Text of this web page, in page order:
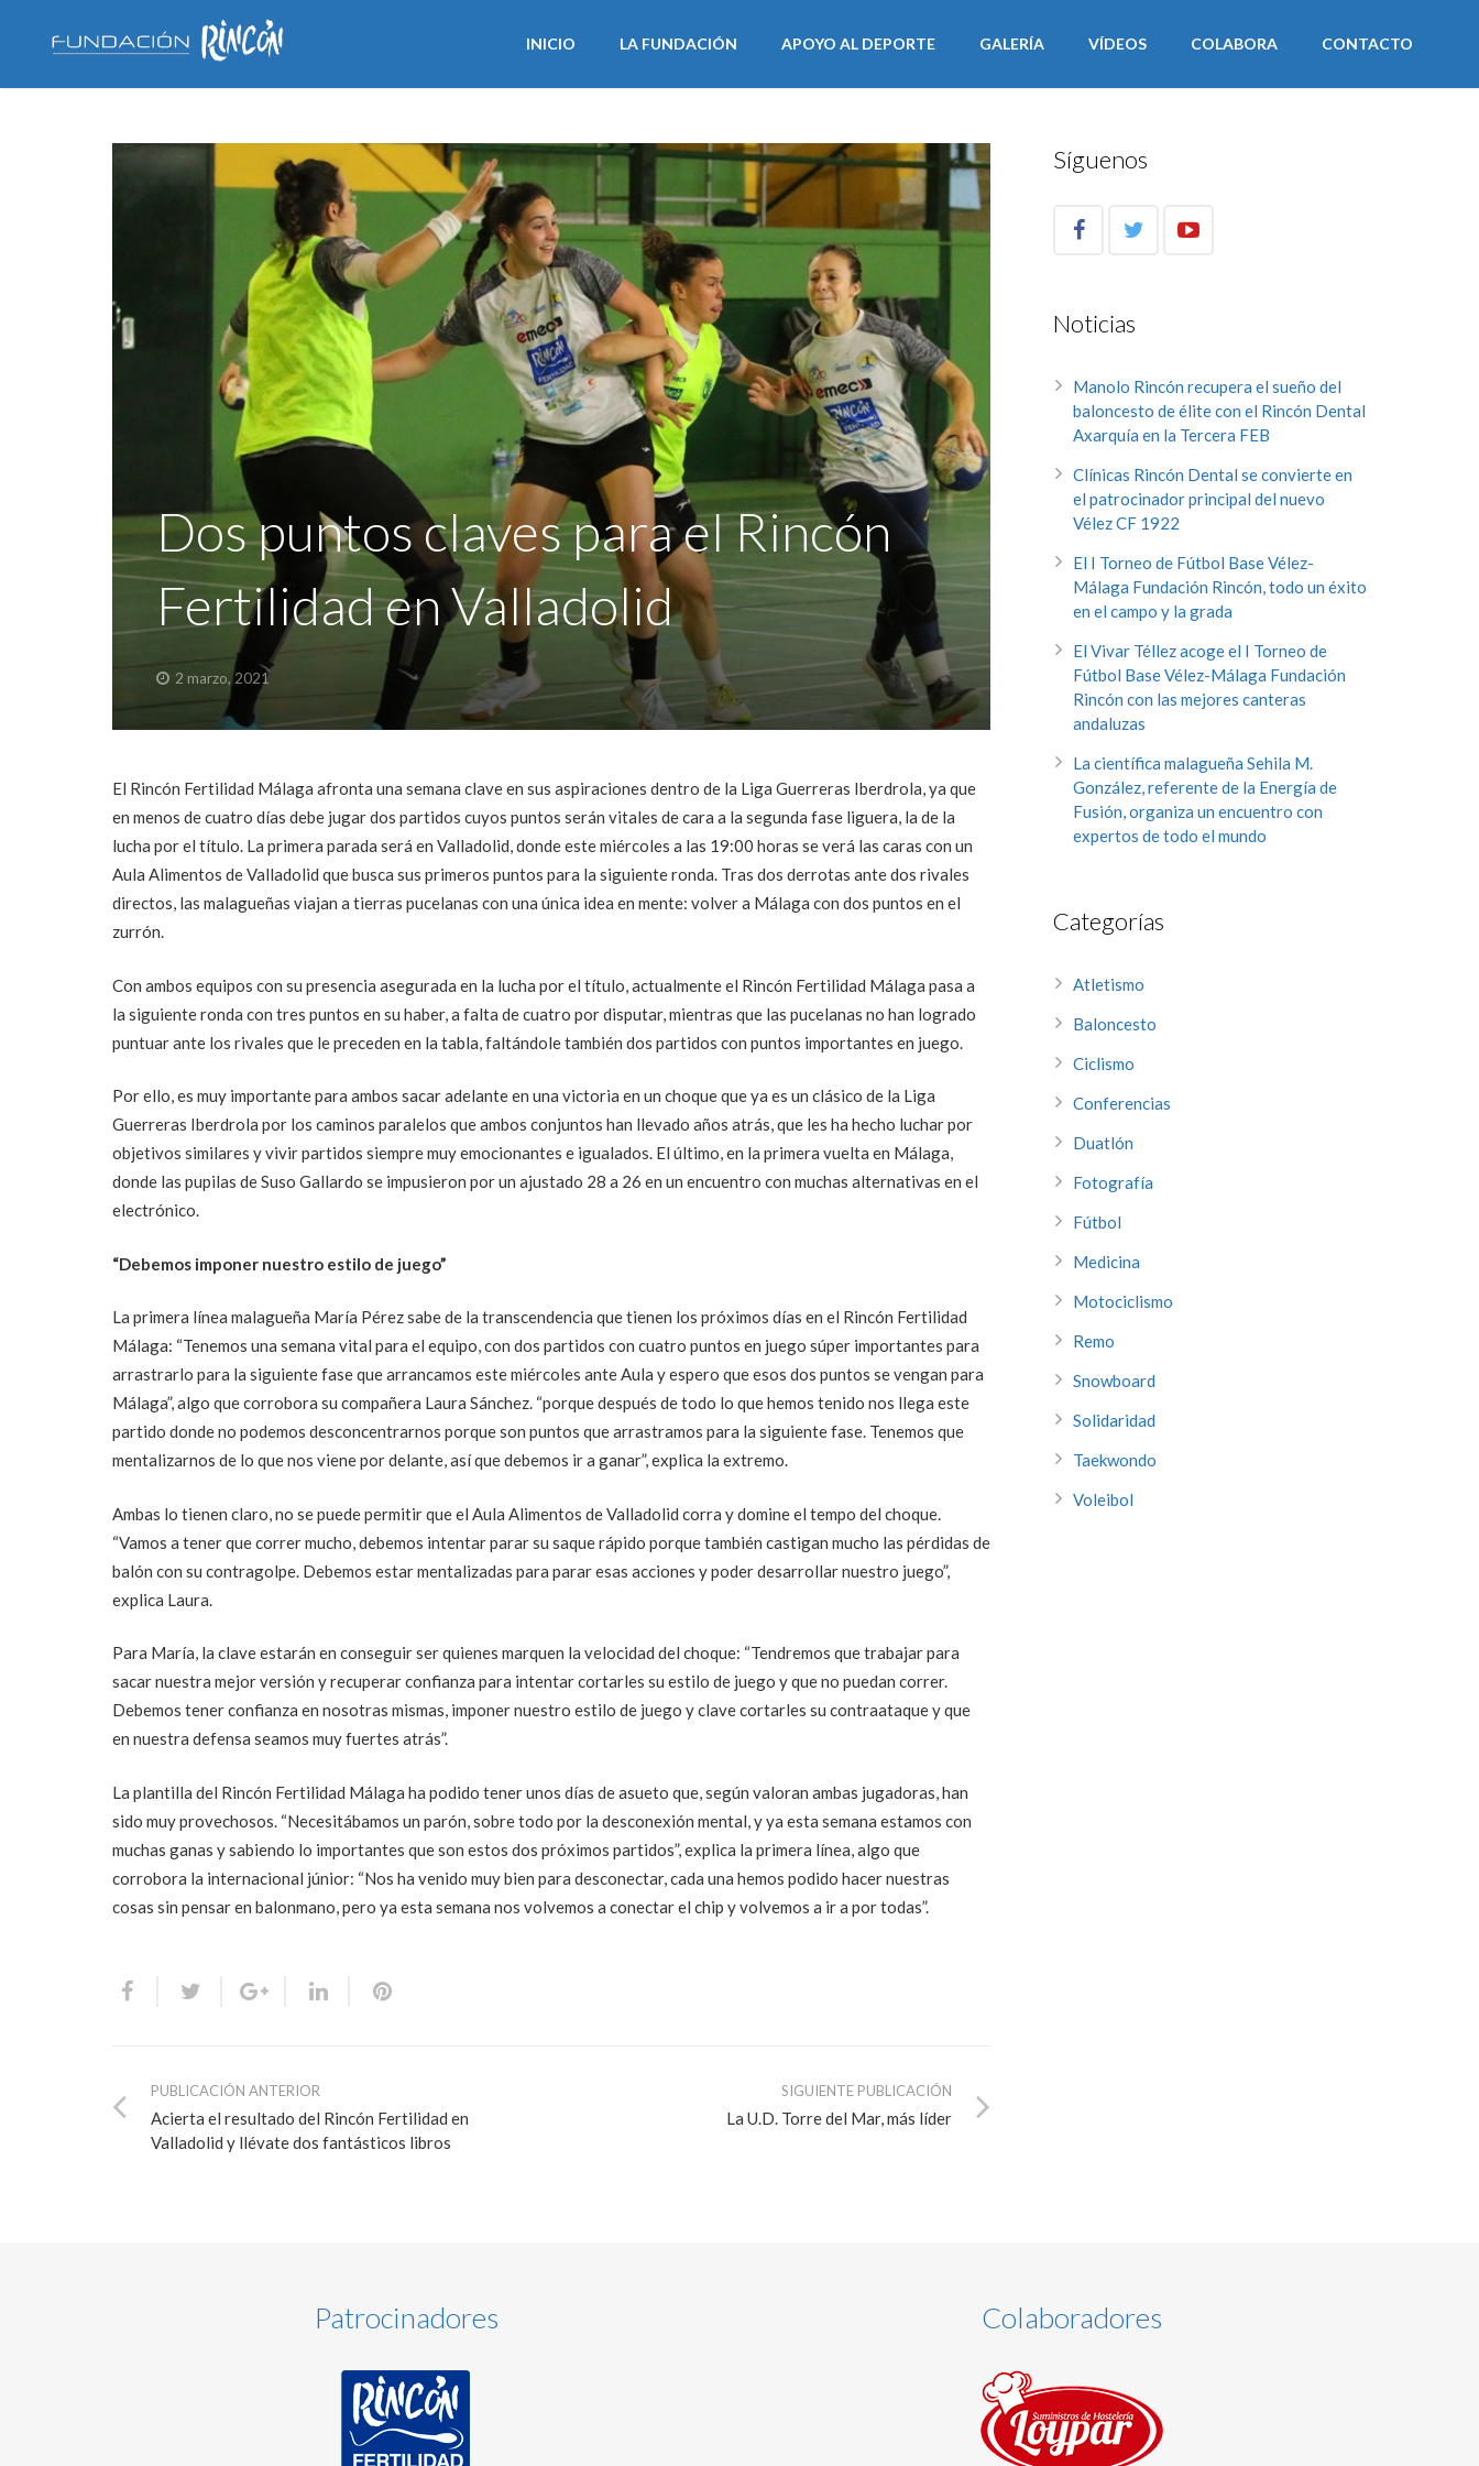
INICIO LA FUNDACIÓN APOYO AL DEPORTE GALERÍA VÍDEOS COLABORA CONTACTO
Dos puntos claves para el Rincón
Fertilidad en Valladolid
2 marzo, 2021
El Rincón Fertilidad Málaga afronta una semana clave en sus aspiraciones dentro de la Liga Guerreras Iberdrola, ya que
en menos de cuatro días debe jugar dos partidos cuyos puntos serán vitales de cara a la segunda fase liguera, la de la
lucha por el título. La primera parada será en Valladolid, donde este miércoles a las 19:00 horas se verá las caras con un
Aula Alimentos de Valladolid que busca sus primeros puntos para la siguiente ronda. Tras dos derrotas ante dos rivales
directos, las malagueñas viajan a tierras pucelanas con una única idea en mente: volver a Málaga con dos puntos en el
zurrón.
Con ambos equipos con su presencia asegurada en la lucha por el título, actualmente el Rincón Fertilidad Málaga pasa a
la siguiente ronda con tres puntos en su haber, a falta de cuatro por disputar, mientras que las pucelanas no han logrado
puntuar ante los rivales que le preceden en la tabla, faltándole también dos partidos con puntos importantes en juego.
Por ello, es muy importante para ambos sacar adelante en una victoria en un choque que ya es un clásico de la Liga
Guerreras Iberdrola por los caminos paralelos que ambos conjuntos han llevado años atrás, que les ha hecho luchar por
objetivos similares y vivir partidos siempre muy emocionantes e igualados. El último, en la primera vuelta en Málaga,
donde las pupilas de Suso Gallardo se impusieron por un ajustado 28 a 26 en un encuentro con muchas alternativas en el
electrónico.
“Debemos imponer nuestro estilo de juego”
La primera línea malagueña María Pérez sabe de la transcendencia que tienen los próximos días en el Rincón Fertilidad
Málaga: “Tenemos una semana vital para el equipo, con dos partidos con cuatro puntos en juego súper importantes para
arrastrarlo para la siguiente fase que arrancamos este miércoles ante Aula y espero que esos dos puntos se vengan para
Málaga”, algo que corrobora su compañera Laura Sánchez. “porque después de todo lo que hemos tenido nos llega este
partido donde no podemos desconcentrarnos porque son puntos que arrastramos para la siguiente fase. Tenemos que
mentalizarnos de lo que nos viene por delante, así que debemos ir a ganar”, explica la extremo.
Ambas lo tienen claro, no se puede permitir que el Aula Alimentos de Valladolid corra y domine el tempo del choque.
“Vamos a tener que correr mucho, debemos intentar parar su saque rápido porque también castigan mucho las pérdidas de
balón con su contragolpe. Debemos estar mentalizadas para parar esas acciones y poder desarrollar nuestro juego”,
explica Laura.
Para María, la clave estarán en conseguir ser quienes marquen la velocidad del choque: “Tendremos que trabajar para
sacar nuestra mejor versión y recuperar confianza para intentar cortarles su estilo de juego y que no puedan correr.
Debemos tener confianza en nosotras mismas, imponer nuestro estilo de juego y clave cortarles su contraataque y que
en nuestra defensa seamos muy fuertes atrás”.
La plantilla del Rincón Fertilidad Málaga ha podido tener unos días de asueto que, según valoran ambas jugadoras, han
sido muy provechosos. “Necesitábamos un parón, sobre todo por la desconexión mental, y ya esta semana estamos con
muchas ganas y sabiendo lo importantes que son estos dos próximos partidos”, explica la primera línea, algo que
corrobora la internacional júnior: “Nos ha venido muy bien para desconectar, cada una hemos podido hacer nuestras
cosas sin pensar en balonmano, pero ya esta semana nos volvemos a conectar el chip y volvemos a ir a por todas”.
PUBLICACIÓN ANTERIOR
Acierta el resultado del Rincón Fertilidad en
Valladolid y llévate dos fantásticos libros
SIGUIENTE PUBLICACIÓN
La U.D. Torre del Mar, más líder
Síguenos
Noticias
Manolo Rincón recupera el sueño del
baloncesto de élite con el Rincón Dental
Axarquía en la Tercera FEB
Clínicas Rincón Dental se convierte en
el patrocinador principal del nuevo
Vélez CF 1922
El I Torneo de Fútbol Base Vélez-
Málaga Fundación Rincón, todo un éxito
en el campo y la grada
El Vivar Téllez acoge el I Torneo de
Fútbol Base Vélez-Málaga Fundación
Rincón con las mejores canteras
andaluzas
La científica malagueña Sehila M.
González, referente de la Energía de
Fusión, organiza un encuentro con
expertos de todo el mundo
Categorías
Atletismo
Baloncesto
Ciclismo
Conferencias
Duatlón
Fotografía
Fútbol
Medicina
Motociclismo
Remo
Snowboard
Solidaridad
Taekwondo
Voleibol
Patrocinadores Colaboradores